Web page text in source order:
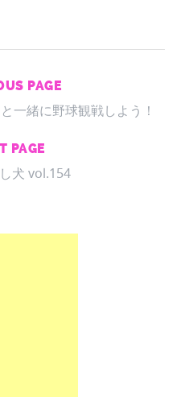
PAGE
一緒に野球観戦しよう！
PAGE
犬 vol.154